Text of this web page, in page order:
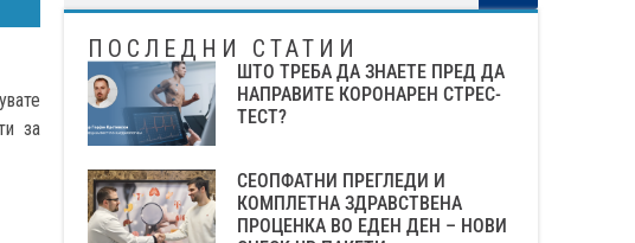
за
ПОСЛЕДНИ СТАТИИ
ШТО ТРЕБА ДА ЗНАЕТЕ ПРЕД ДА
НАПРАВИТЕ КОРОНАРЕН СТРЕС-
ТЕСТ?
СЕОПФАТНИ ПРЕГЛЕДИ И
КОМПЛЕТНА ЗДРАВСТВЕНА
ПРОЦЕНКА ВО ЕДЕН ДЕН – НОВИ